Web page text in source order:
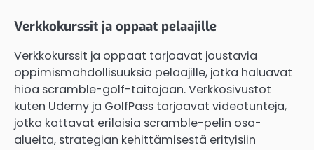
Verkkokurssit ja oppaat pelaajille
Verkkokurssit ja oppaat tarjoavat joustavia
oppimismahdollisuuksia pelaajille, jotka haluavat
hioa scramble-golf-taitojaan. Verkkosivustot
kuten Udemy ja GolfPass tarjoavat videotunteja,
jotka kattavat erilaisia scramble-pelin osa-
alueita, strategian kehittämisestä erityisiin